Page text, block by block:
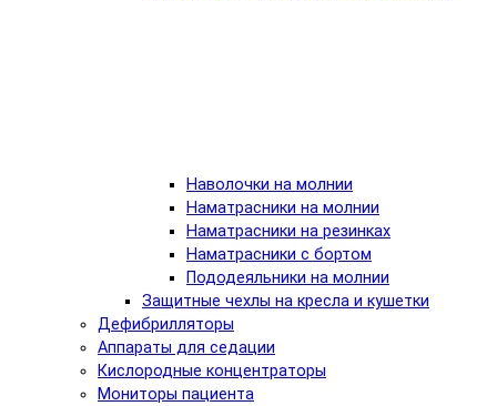
Наволочки на молнии
Наматрасники на молнии
Наматрасники на резинках
Наматрасники с бортом
Пододеяльники на молнии
Защитные чехлы на кресла и кушетки
Дефибрилляторы
Аппараты для седации
Кислородные концентраторы
Мониторы пациента